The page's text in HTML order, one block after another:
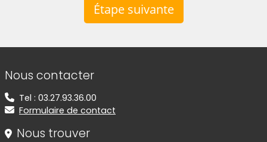
Étape suivante
Informations de contact
Nous contacter
Tel : 03.27.93.36.00
Formulaire de contact
Nous trouver